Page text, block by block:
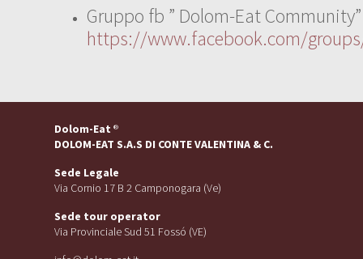
Gruppo fb ” Dolom-Eat Community”
https://www.facebook.com/
Dolom-Eat ®
DOLOM-EAT S.A.S DI CONTE VALENTINA & C.
Sede Legale
Via Cornio 17 B 2 Camponogara (Ve)
Sede tour operator
Via Provinciale Sud 51 Fossó (VE)